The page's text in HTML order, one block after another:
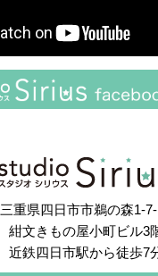
Instagram
三重県四日市市鵜の森1-
紺文きもの屋小町ビル3
近鉄四日市駅から徒歩7